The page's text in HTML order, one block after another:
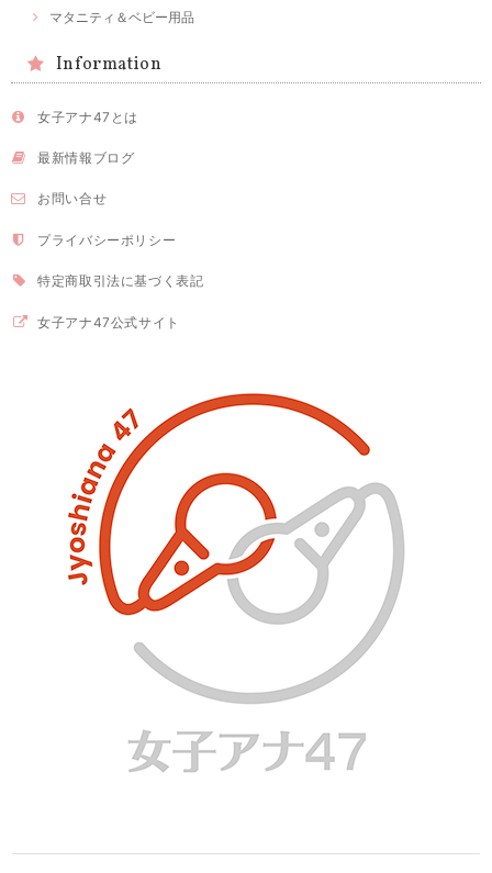
マタニティ＆ベビー用品
Information
女子アナ47とは
最新情報ブログ
お問い合せ
プライバシーポリシー
特定商取引法に基づく表記
女子アナ47公式サイト